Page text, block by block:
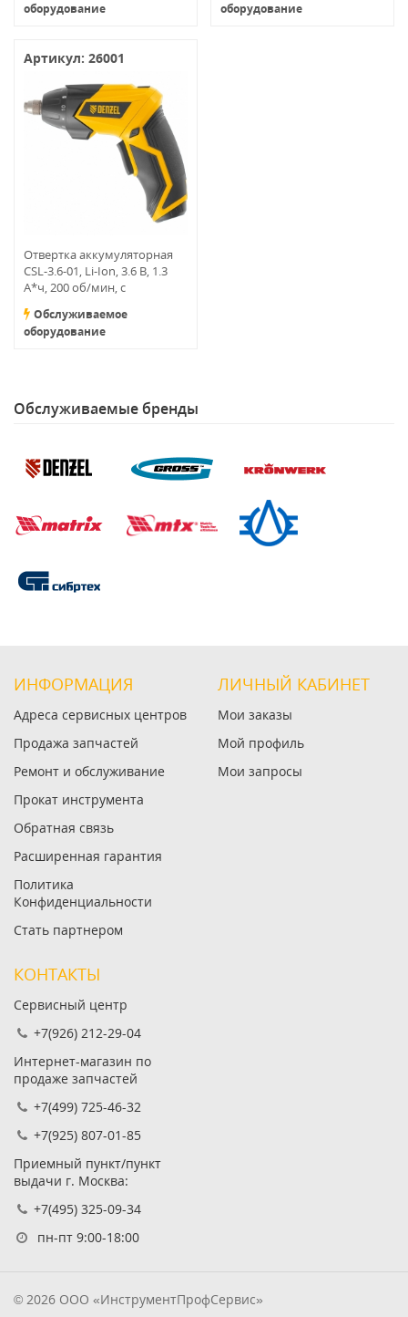
оборудование
оборудование
Артикул: 26001
Отвертка аккумуляторная
CSL-3.6-01, Li-Ion, 3.6 В, 1.3
А*ч, 200 об/мин, с
Обслуживаемое
оборудование
Обслуживаемые бренды
ИНФОРМАЦИЯ
Адреса сервисных центров
Продажа запчастей
Ремонт и обслуживание
Прокат инструмента
Обратная связь
Расширенная гарантия
Политика
Конфиденциальности
Стать партнером
ЛИЧНЫЙ КАБИНЕТ
Мои заказы
Мой профиль
Мои запросы
КОНТАКТЫ
Сервисный центр
+7(926) 212-29-04
Интернет-магазин по
продаже запчастей
+7(499) 725-46-32
+7(925) 807-01-85
Приемный пункт/пункт
выдачи г. Москва:
+7(495) 325-09-34
пн-пт 9:00-18:00
© 2026 ООО «ИнструментПрофСервис»